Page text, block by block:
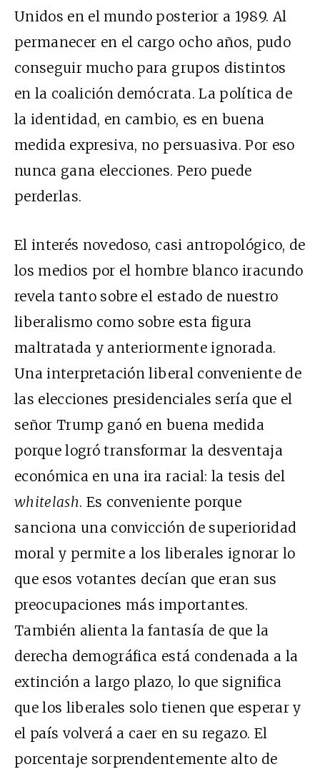
Unidos en el mundo posterior a 1989. Al
permanecer en el cargo ocho años, pudo
conseguir mucho para grupos distintos
en la coalición demócrata. La política de
la identidad, en cambio, es en buena
medida expresiva, no persuasiva. Por eso
nunca gana elecciones. Pero puede
perderlas.
El interés novedoso, casi antropológico, de
los medios por el hombre blanco iracundo
revela tanto sobre el estado de nuestro
liberalismo como sobre esta figura
maltratada y anteriormente ignorada.
Una interpretación liberal conveniente de
las elecciones presidenciales sería que el
señor Trump ganó en buena medida
porque logró transformar la desventaja
económica en una ira racial: la tesis del
whitelash. Es conveniente porque
sanciona una convicción de superioridad
moral y permite a los liberales ignorar lo
que esos votantes decían que eran sus
preocupaciones más importantes.
También alienta la fantasía de que la
derecha demográfica está condenada a la
extinción a largo plazo, lo que significa
que los liberales solo tienen que esperar y
el país volverá a caer en su regazo. El
porcentaje sorprendentemente alto de